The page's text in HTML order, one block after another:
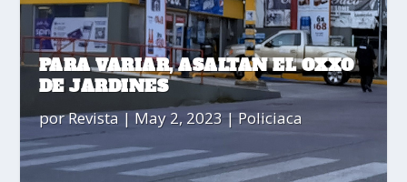
PARA VARIAR, ASALTAN EL OXXO
DE JARDINES
porRevista|May 2, 2023|Policiaca